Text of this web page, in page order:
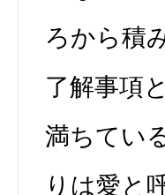
ろから積
了解事項
満ちてい
りは愛と